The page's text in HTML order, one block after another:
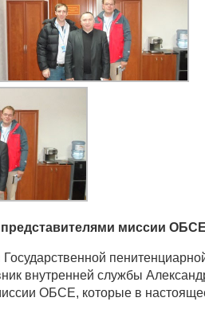
миссии ОБСЕ
внутренней службы
ОБСЕ, которые в